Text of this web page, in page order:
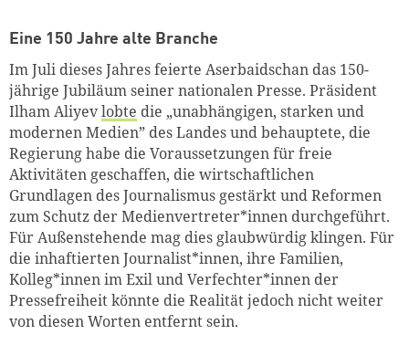
Eine 150 Jahre alte Branche
Im Juli dieses Jahres feierte Aserbaidschan das 150-
jährige Jubiläum seiner nationalen Presse. Präsident
Ilham Aliyevlobte die „unabhängigen, starken und
modernen Medien” des Landes und behauptete, die
Regierung habe die Voraussetzungen für freie
Aktivitäten geschaffen, die wirtschaftlichen
Grundlagen des Journalismus gestärkt und Reformen
zum Schutz der Medienvertreter*innen durchgeführt.
Für Außenstehende mag dies glaubwürdig klingen. Für
die inhaftierten Journalist*innen, ihre Familien,
Kolleg*innen im Exil und Verfechter*innen der
Pressefreiheit könnte die Realität jedoch nicht weiter
von diesen Worten entfernt sein.